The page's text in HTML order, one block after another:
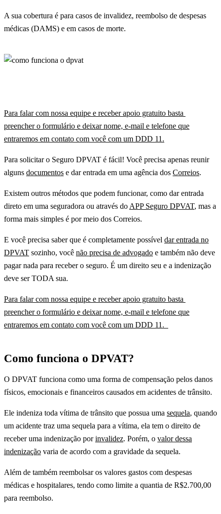
A sua cobertura é para casos de invalidez, reembolso de despesas
médicas (DAMS) e em casos de morte.
Para falar com nossa equipe e receber apoio gratuito basta
preencher o formulário e deixar nome, e-mail e telefone que
entraremos em contato com você com um DDD 11.
Para solicitar o Seguro DPVAT é fácil! Você precisa apenas reunir
alguns documentos e dar entrada em uma agência dos Correios.
Existem outros métodos que podem funcionar, como dar entrada
direto em uma seguradora ou através do APP Seguro DPVAT, mas a
forma mais simples é por meio dos Correios.
E você precisa saber que é completamente possível dar entrada no
DPVAT sozinho, você não precisa de advogado e também não deve
pagar nada para receber o seguro. É um direito seu e a indenização
deve ser TODA sua.
Para falar com nossa equipe e receber apoio gratuito basta
preencher o formulário e deixar nome, e-mail e telefone que
entraremos em contato com você com um DDD 11.
Como funciona o DPVAT?
O DPVAT funciona como uma forma de compensação pelos danos
físicos, emocionais e financeiros causados em acidentes de trânsito.
Ele indeniza toda vítima de trânsito que possua uma sequela, quando
um acidente traz uma sequela para a vítima, ela tem o direito de
receber uma indenização porinvalidez. Porém, o valor dessa
indenização varia de acordo com a gravidade da sequela.
Além de também reembolsar os valores gastos com despesas
médicas e hospitalares, tendo como limite a quantia de R$2.700,00
para reembolso.